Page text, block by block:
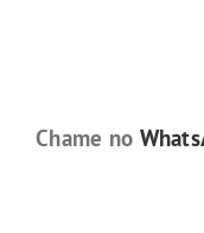
Chame no